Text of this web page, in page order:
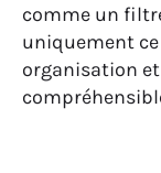
comme un
uniquement
organisation